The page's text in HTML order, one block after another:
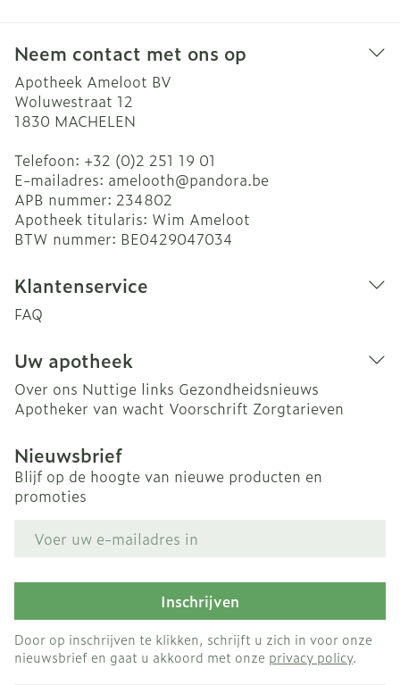
Neem contact met ons op
Apotheek Ameloot BV
Woluwestraat 12
1830 MACHELEN
Telefoon: +32 (0)2 251 19 01
E-mailadres: amelooth@pandora.be
APB nummer: 234802
Apotheek titularis: Wim Ameloot
BTW nummer: BE0429047034
Klantenservice
FAQ
Uw apotheek
Over ons Nuttige links Gezondheidsnieuws
Apotheker van wacht Voorschrift Zorgtarieven
Nieuwsbrief
Blijf op de hoogte van nieuwe producten en
promoties
Inschrijven
Door op inschrijven te klikken, schrijft u zich in voor onze
nieuwsbrief en gaat u akkoord met onze privacy policy.